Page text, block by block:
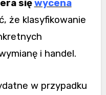
sięwycena
że klasyfikowanie
i handel.
w przypadku